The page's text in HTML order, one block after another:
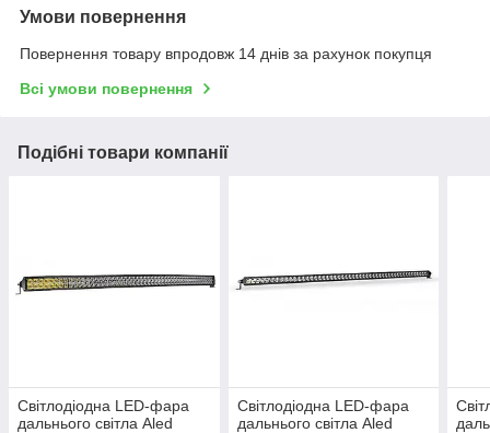
Умови повернення
Повернення товару впродовж 14 днів за рахунок покупця
Всі умови повернення
Подібні товари компанії
Світлодіодна LED-фара
дальнього світла Aled
Світлодіодна LED-фара
дальнього світла Aled